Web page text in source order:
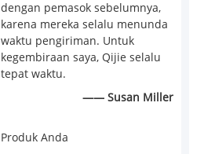
dengan pemasok sebelumnya,
karena mereka selalu menunda
waktu pengiriman. Untuk
kegembiraan saya, Qijie selalu
tepat waktu.
—— Susan Miller
Produk Anda